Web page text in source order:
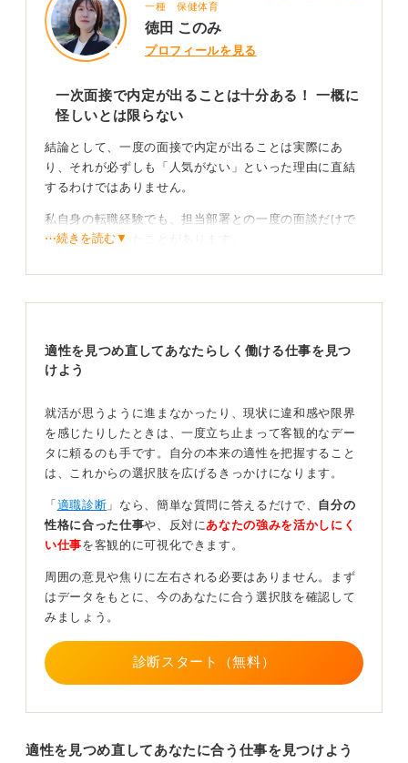
一種 保健体育
徳田 このみ
プロフィールを見る
一次面接で内定が出ることは十分ある！ 一概に
怪しいとは限らない
結論として、一度の面接で内定が出ることは実際にあ
り、それが必ずしも「人気がない」といった理由に直結
するわけではありません。
私自身の転職経験でも、担当部署との一度の面談だけで
内定をいただいたことがあります。
採用方針は企業によってさまざまあることを理解し
このように、企業の採用フローは本当に様々です。特
に、採用する部署や職種が明確な場合は、現場の責任者
が一度の面談で「この人に来てほしい」と判断すれば、
選考フローは企業の方針によって大きく異なるので、面
接が一回で終わったからといって、一概に怪しいと不安
0
⋯続きを読む▼
適性を見つめ直してあなたらしく働ける仕事を見つ
けよう
就活が思うように進まなかったり、現状に違和感や限界
を感じたりしたときは、一度立ち止まって客観的なデー
タに頼るのも手です。自分の本来の適性を把握すること
は、これからの選択肢を広げるきっかけになります。
「適職診断 」なら、簡単な質問に答えるだけで、 自分の
性格に合った仕事や、反対に あなたの強みを活かしにく
い仕事を客観的に可視化できます。
周囲の意見や焦りに左右される必要はありません。まず
はデータをもとに、今のあなたに合う選択肢を確認して
みましょう。
診断スタート（無料）
適性を見つめ直してあなたに合う仕事を見つけよう